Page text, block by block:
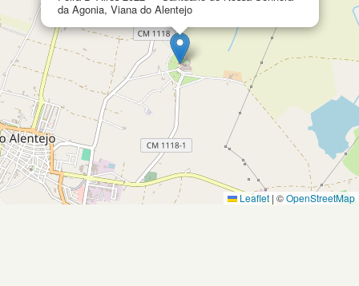
da Agonia, Viana do Alentejo
Leaflet | ©OpenStreetMap